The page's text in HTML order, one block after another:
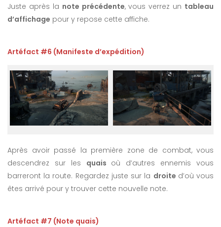
Juste après la note précédente, vous verrez un tableau
d’affichage pour y repose cette affiche.
Artéfact #6 (Manifeste d’expédition)
Après avoir passé la première zone de combat, vous
descendrez sur les quais où d’autres ennemis vous
barreront la route. Regardez juste sur la droite d’où vous
êtes arrivé pour y trouver cette nouvelle note.
Artéfact #7 (Note quais)